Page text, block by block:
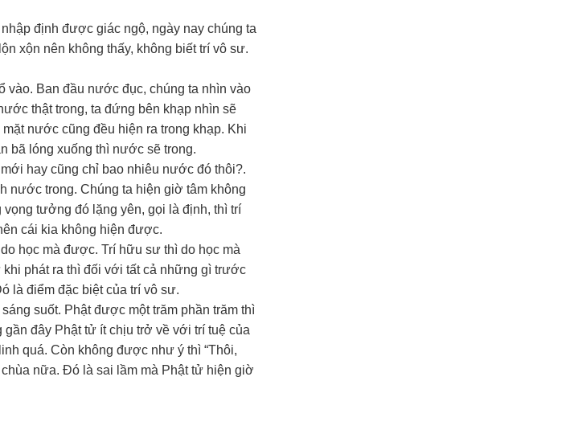
định được giác ngộ, ngày nay chúng ta
xộn nên không thấy, không biết trí vô sư.
Ban đầu nước đục, chúng ta nhìn vào
thật trong, ta đứng bên khạp nhìn sẽ
nước cũng đều hiện ra trong khạp. Khi
bã lóng xuống thì nước sẽ trong.
hay cũng chỉ bao nhiêu nước đó thôi?.
nước trong. Chúng ta hiện giờ tâm không
tưởng đó lặng yên, gọi là định, thì trí
cái kia không hiện được.
học mà được. Trí hữu sư thì do học mà
phát ra thì đối với tất cả những gì trước
là điểm đặc biệt của trí vô sư.
suốt. Phật được một trăm phần trăm thì
đây Phật tử ít chịu trở về với trí tuệ của
quá. Còn không được như ý thì “Thôi,
nữa. Đó là sai lầm mà Phật tử hiện giờ